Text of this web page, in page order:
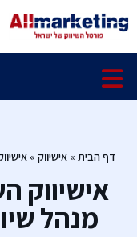
דף הבית »אישיווק »
אישיווק
מנהל